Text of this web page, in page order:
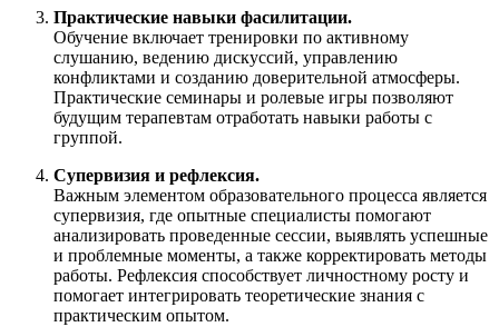
Практические навыки фасилитации.
Обучение включает тренировки по активному
слушанию, ведению дискуссий, управлению
конфликтами и созданию доверительной атмосферы.
Практические семинары и ролевые игры позволяют
будущим терапевтам отработать навыки работы с
группой.
Супервизия и рефлексия.
Важным элементом образовательного процесса является
супервизия, где опытные специалисты помогают
анализировать проведенные сессии, выявлять успешные
и проблемные моменты, а также корректировать методы
работы. Рефлексия способствует личностному росту и
помогает интегрировать теоретические знания с
практическим опытом.